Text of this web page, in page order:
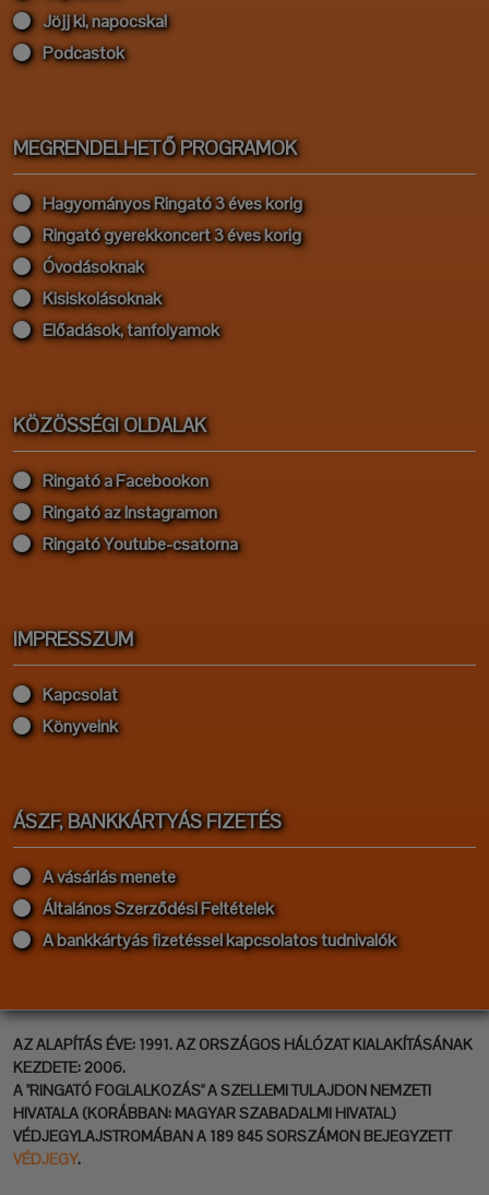
Jöjj ki, napocska!
Podcastok
MEGRENDELHETŐ PROGRAMOK
Hagyományos Ringató 3 éves korig
Ringató gyerekkoncert 3 éves korig
Óvodásoknak
Kisiskolásoknak
Előadások, tanfolyamok
KÖZÖSSÉGI OLDALAK
Ringató a Facebookon
Ringató az Instagramon
Ringató Youtube-csatorna
IMPRESSZUM
Kapcsolat
Könyveink
ÁSZF, BANKKÁRTYÁS FIZETÉS
A vásárlás menete
Általános Szerződési Feltételek
A bankkártyás fizetéssel kapcsolatos tudnivalók
AZ ALAPÍTÁS ÉVE: 1991. AZ ORSZÁGOS HÁLÓZAT KIALAKÍTÁSÁNAK
KEZDETE: 2006.
A "RINGATÓ FOGLALKOZÁS" A SZELLEMI TULAJDON NEMZETI
HIVATALA (KORÁBBAN: MAGYAR SZABADALMI HIVATAL)
VÉDJEGYLAJSTROMÁBAN A 189 845 SORSZÁMON BEJEGYZETT
VÉDJEGY.